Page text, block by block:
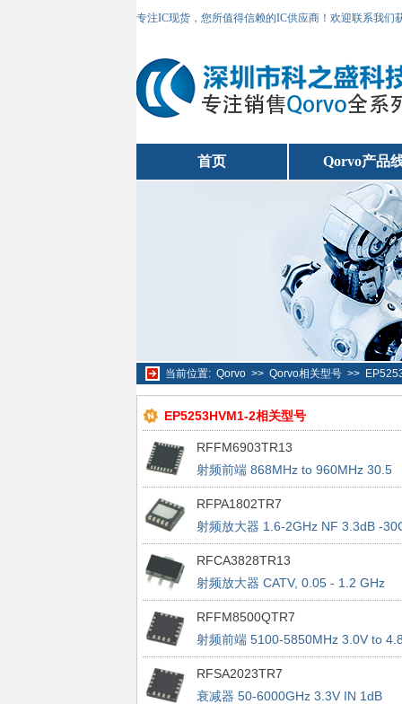
专注IC现货，您所值得信赖的IC供应商！欢迎联系我们
首页 Qorvo产品
当前位置: Qorvo>> Qorvo相关型号>>
EP5253HVM1-2相关型号
RFFM6903TR13
射频前端 868MHz to 960MHz 30.5
dBm, 16dB
RFPA1802TR7
射频放大器 1.6-2GHz NF 3.3dB -
+85C
RFCA3828TR13
射频放大器 CATV, 0.05 - 1.2 GHz
22.5dBm,22 dB, 75Ohm
RFFM8500QTR7
射频前端 5100-5850MHz 3.0V to
RFSA2023TR7
衰减器 50-6000GHz 3.3V IN 1dB